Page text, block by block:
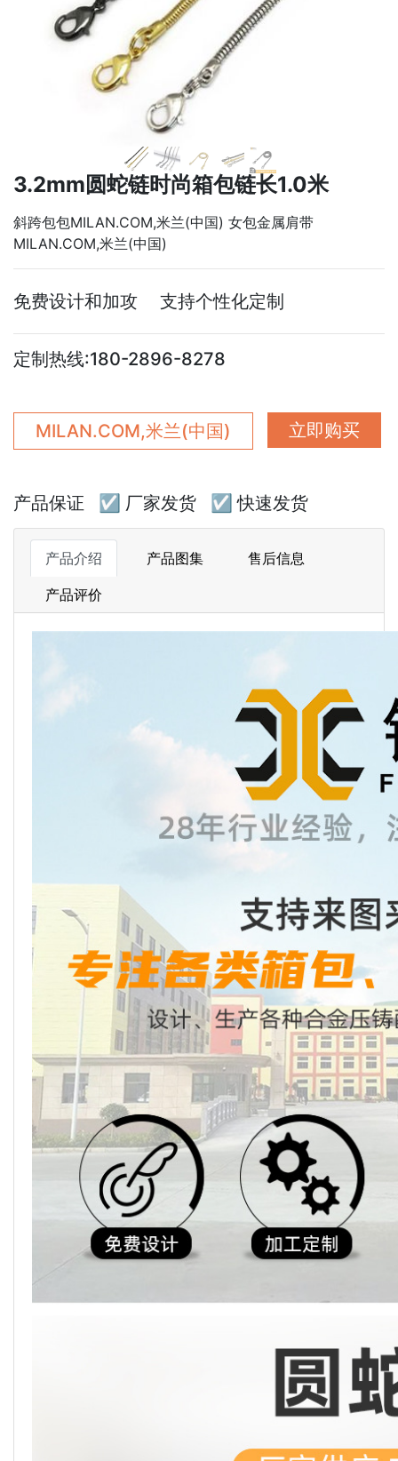
3.2mm圆蛇链时尚箱包链长1.0米
斜跨包包MILAN.COM,米兰(中国) 女包金属肩带
MILAN.COM,米兰(中国)
免费设计和加攻 支持个性化定制
定制热线:180-2896-8278
MILAN.COM,米兰(中国) 立即购买
产品保证 ☑ 厂家发货 ☑ 快速发货
产品介绍 产品图集 售后信息
产品评价